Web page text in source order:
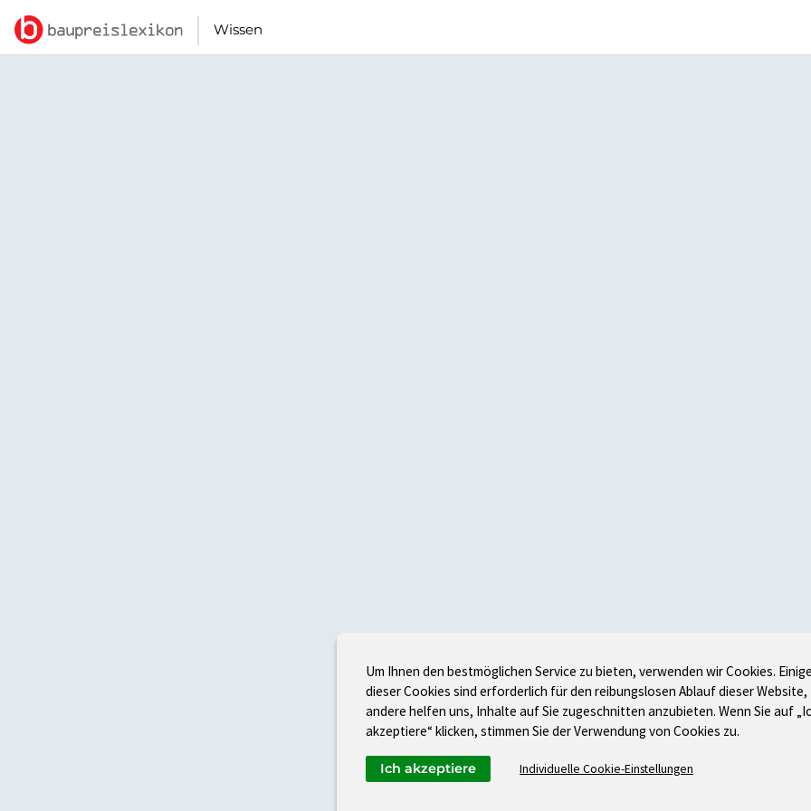
Wissen
Um Ihnen den bestmöglichen Service zu bieten, verwenden wir Cookies.
dieser Cookies sind erforderlich für den reibungslosen Ablauf dieser Website,
andere helfen uns, Inhalte auf Sie zugeschnitten anzubieten. Wenn Sie auf
akzeptiere“ klicken, stimmen Sie der Verwendung von Cookies zu.
Individuelle Cookie-Einstellungen
Ich akzeptiere